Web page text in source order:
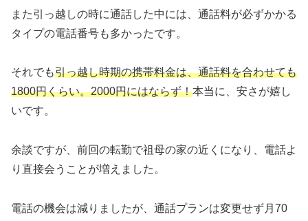
また引っ越しの時に通話した中には、通話料が必ずかかる
タイプの電話番号も多かったです。
それでも引っ越し時期の携帯料金は、通話料を合わせても
1800円くらい。2000円にはならず！本当に、安さが嬉し
いです。
余談ですが、前回の転勤で祖母の家の近くになり、電話よ
り直接会うことが増えました。
電話の機会は減りましたが、通話プランは変更せず月70